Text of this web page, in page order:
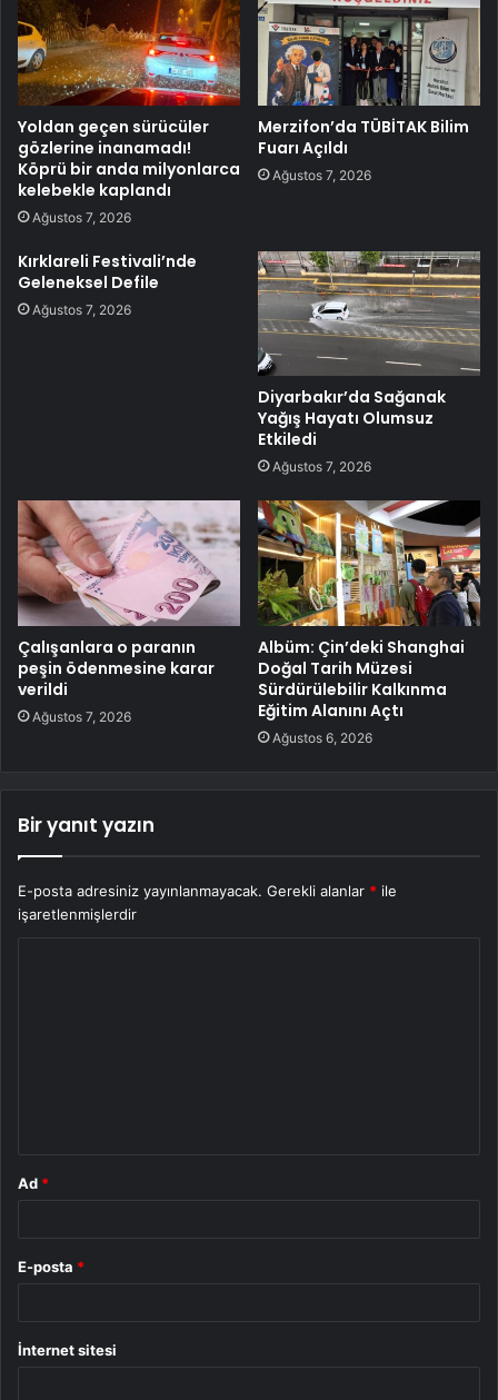
Yoldan geçen sürücüler
gözlerine inanamadı!
Köprü bir anda milyonlarca
kelebekle kaplandı
Ağustos 7, 2026
Merzifon’da TÜBİTAK Bilim
Fuarı Açıldı
Ağustos 7, 2026
Kırklareli Festivali’nde
Geleneksel Defile
Ağustos 7, 2026
Diyarbakır’da Sağanak
Yağış Hayatı Olumsuz
Etkiledi
Ağustos 7, 2026
Çalışanlara o paranın
peşin ödenmesine karar
verildi
Ağustos 7, 2026
Albüm: Çin’deki Shanghai
Doğal Tarih Müzesi
Sürdürülebilir Kalkınma
Eğitim Alanını Açtı
Ağustos 6, 2026
Bir yanıt yazın
E-posta adresiniz yayınlanmayacak. Gerekli alanlar * ile
işaretlenmişlerdir
Ad *
E-posta *
İnternet sitesi